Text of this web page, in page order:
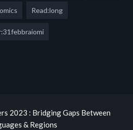
Read:long
2023 : Bridging Gaps Between
& Regions